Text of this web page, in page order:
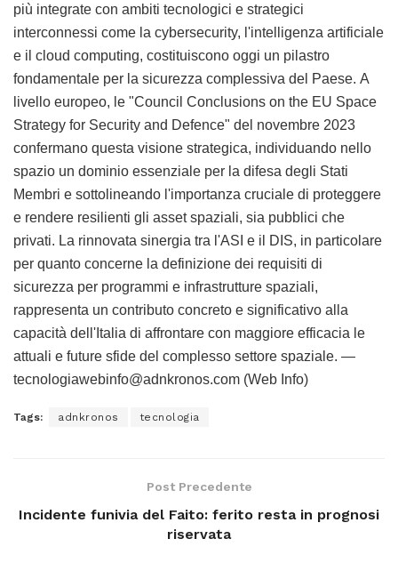
più integrate con ambiti tecnologici e strategici
interconnessi come la cybersecurity, l'intelligenza artificiale
e il cloud computing, costituiscono oggi un pilastro
fondamentale per la sicurezza complessiva del Paese. A
livello europeo, le "Council Conclusions on the EU Space
Strategy for Security and Defence" del novembre 2023
confermano questa visione strategica, individuando nello
spazio un dominio essenziale per la difesa degli Stati
Membri e sottolineando l'importanza cruciale di proteggere
e rendere resilienti gli asset spaziali, sia pubblici che
privati. La rinnovata sinergia tra l'ASI e il DIS, in particolare
per quanto concerne la definizione dei requisiti di
sicurezza per programmi e infrastrutture spaziali,
rappresenta un contributo concreto e significativo alla
capacità dell'Italia di affrontare con maggiore efficacia le
attuali e future sfide del complesso settore spaziale. —
tecnologiawebinfo@adnkronos.com (Web Info)
Tags: adnkronos tecnologia
Post Precedente
Incidente funivia del Faito: ferito resta in prognosi
riservata